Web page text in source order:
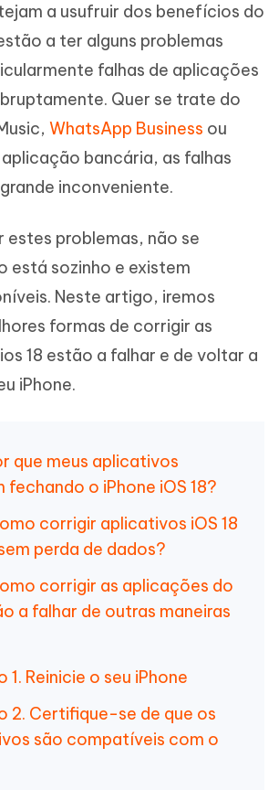
a usufruir dos benefícios do
a ter alguns problemas
falhas de aplicações
Quer se trate do
WhatsApp Business ou
bancária, as falhas
inconveniente.
estes problemas, não se
está sozinho e existem
Neste artigo, iremos
formas de corrigir as
18 estão a falhar e de voltar a
iPhone.
que meus aplicativos
fechando o iPhone iOS 18?
corrigir aplicativos iOS 18
perda de dados?
corrigir as aplicações do
a falhar de outras maneiras
1. Reinicie o seu iPhone
2. Certifique-se de que os
são compatíveis com o